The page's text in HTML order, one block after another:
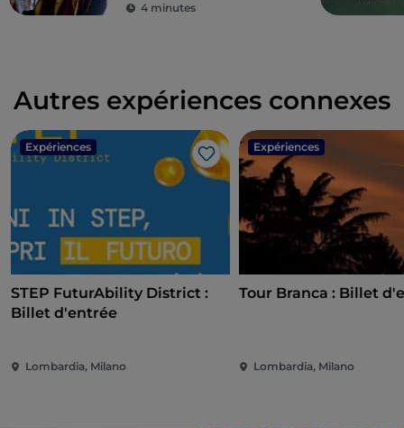
4 minutes
Autres expériences connexes
Expériences
J’aime
STEP FuturAbility District :
Billet d'entrée
Lombardia, Milano
Expériences
Tour Branca : Billet
Lombardia, Milano